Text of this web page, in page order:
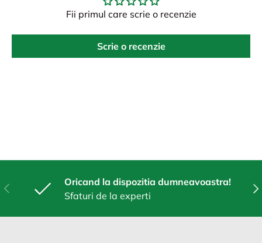
Fii primul care scrie o recenzie
Scrie o recenzie
Anterior
Oricand la dispozitia dumneavoastra!
Sfaturi de la experti